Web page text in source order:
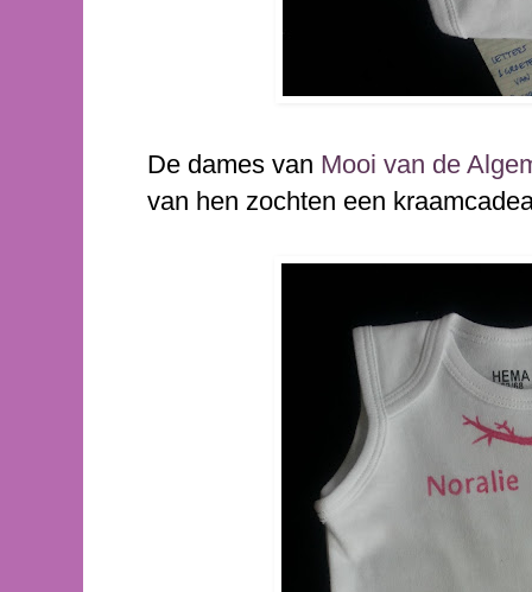
De dames van Mooi van de
van hen zochten een